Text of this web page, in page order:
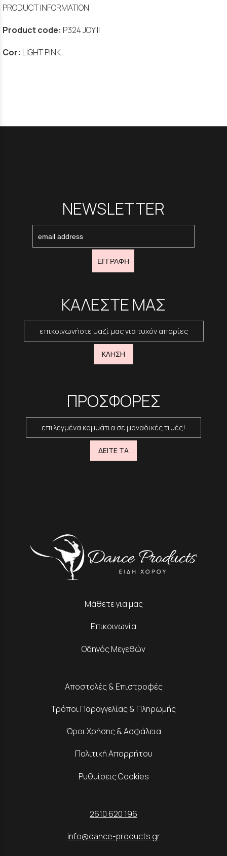
PRODUCT INFORMATION
Product code: P324 JOY II
Cor: LIGHT PINK
NEWSLETTER
ΕΓΓΡΑΦΗ
ΚΑΛΕΣΤΕ ΜΑΣ
επικοινωνήστε μαζί μας για τυχόν απορίες
ΚΛΗΣΗ
ΠΡΟΣΦΟΡΕΣ
επιλεγμένα κομμάτια σε μοναδικές τιμές!
ΔΕΙΤΕ ΤΑ
Μάθετε για μας
Επικοινωνία
Οδηγός Μεγεθών
Αποστολές & Επιστροφές
Τρόποι Παραγγελίας & Πληρωμής
Όροι Χρήσης & Ασφάλεια
Πολιτική Απορρήτου
Ρυθμίσεις Cookies
2610 620 196
info@dance-products.gr